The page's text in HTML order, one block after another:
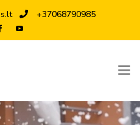
+37068790985